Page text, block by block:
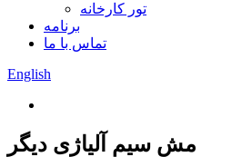
تور کارخانه
برنامه
تماس با ما
English
مش سیم آلیاژی دیگر